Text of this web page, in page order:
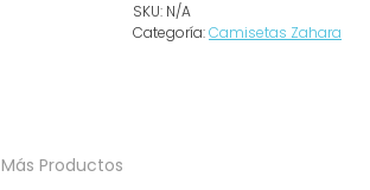
SKU: N/A
Categoría:Camisetas Zahara
Más Productos